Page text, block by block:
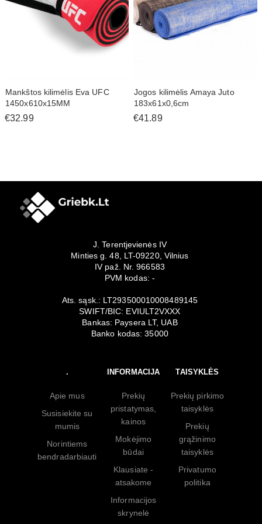
Mankštos kilimėlis Eva UFC
1450x610x15MM
€32.99
Jogos kilimėlis Amaya Juto
183x61x0,6cm
€41.89
J. Terentjevienės IV
Minties g. 48, LT-09220, Vilnius
IV paž. Nr. 966583
PVM kodas: -
Ats. sąsk.: LT293500010008489145
SWIFT/BIC: EVIULT2VXXX
Bankas: Paysera LT, UAB
Banko kodas: 35000
.
Apie mus
Susisiekite su
mumis
Norintiems
bendradarbiauti
INFORMACIJA
Prekių
pristatymas,
kainos
Mokėjimo
būdai
Klausiate -
atsakome
Informacijos
skrynelė
TAISYKLĖS
Prekių pirkimo
taisyklės
Prekių
grąžinimo
taisyklės
Privatumo
politika